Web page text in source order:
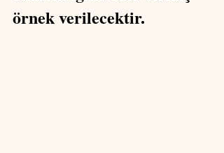
örnek verilecektir.